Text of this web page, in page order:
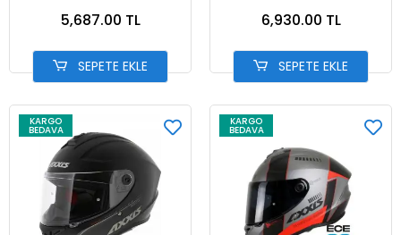
5,687.00 TL
SEPETE EKLE
6,930.00 TL
SEPETE EKLE
KARGO
BEDAVA
KARGO
BEDAVA